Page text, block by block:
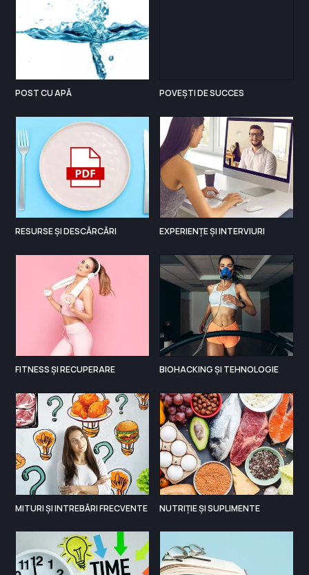
POST CU APĂ POVEȘTI DE SUCCES
RESURSE ȘI DESCĂRCĂRI EXPERIENȚE ȘI INTERVIURI
FITNESS ȘI RECUPERARE BIOHACKING ȘI TEHNOLOGIE
MITURI ȘI INTREBĂRI FRECVENTE NUTRIȚIE ȘI SUPLIMENTE